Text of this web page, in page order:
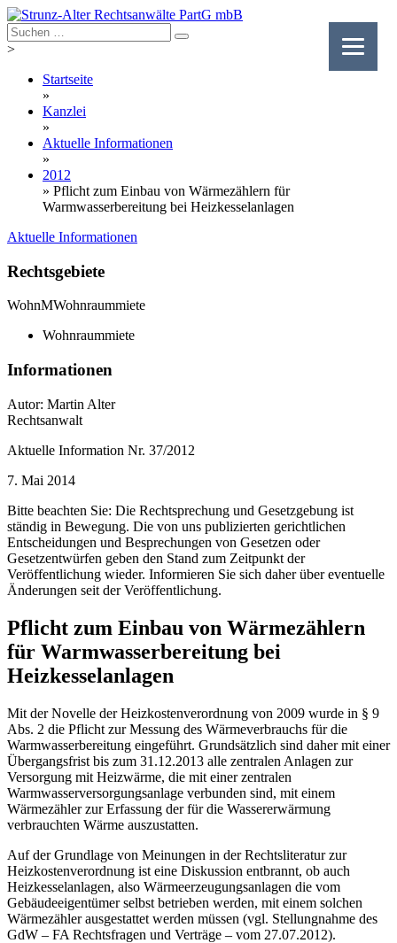
Skip
to
content
>
Startseite
»
Kanzlei
»
Aktuelle Informationen
»
2012
» Pflicht zum Einbau von Wärmezählern für
Warmwasserbereitung bei Heizkesselanlagen
Aktuelle Informationen
Rechtsgebiete
WohnMWohnraummiete
Wohnraummiete
Informationen
Autor: Martin Alter
Rechtsanwalt
Aktuelle Information Nr. 37/2012
7. Mai 2014
Bitte beachten Sie: Die Rechtsprechung und Gesetzgebung ist
ständig in Bewegung. Die von uns publizierten gerichtlichen
Entscheidungen und Besprechungen von Gesetzen oder
Gesetzentwürfen geben den Stand zum Zeitpunkt der
Veröffentlichung wieder. Informieren Sie sich daher über eventuelle
Änderungen seit der Veröffentlichung.
Pflicht zum Einbau von Wärmezählern
für Warmwasserbereitung bei
Heizkesselanlagen
Mit der Novelle der Heizkostenverordnung von 2009 wurde in § 9
Abs. 2 die Pflicht zur Messung des Wärmeverbrauchs für die
Warmwasserbereitung eingeführt. Grundsätzlich sind daher mit einer
Übergangsfrist bis zum 31.12.2013 alle zentralen Anlagen zur
Versorgung mit Heizwärme, die mit einer zentralen
Warmwasserversorgungsanlage verbunden sind, mit einem
Wärmezähler zur Erfassung der für die Wassererwärmung
verbrauchten Wärme auszustatten.
Auf der Grundlage von Meinungen in der Rechtsliteratur zur
Heizkostenverordnung ist eine Diskussion entbrannt, ob auch
Heizkesselanlagen, also Wärmeerzeugungsanlagen die vom
Gebäudeeigentümer selbst betrieben werden, mit einem solchen
Wärmezähler ausgestattet werden müssen (vgl. Stellungnahme des
GdW – FA Rechtsfragen und Verträge – vom 27.07.2012).